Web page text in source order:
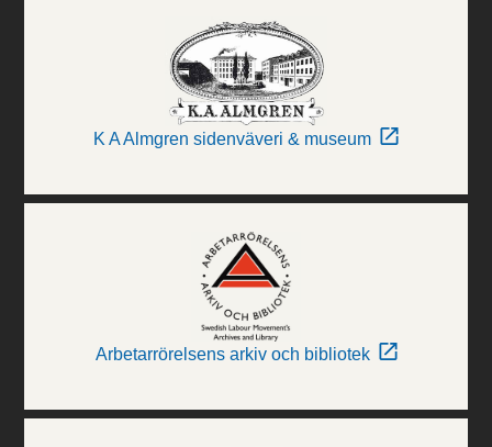
K A Almgren sidenväveri & museum
Arbetarrörelsens arkiv och bibliotek